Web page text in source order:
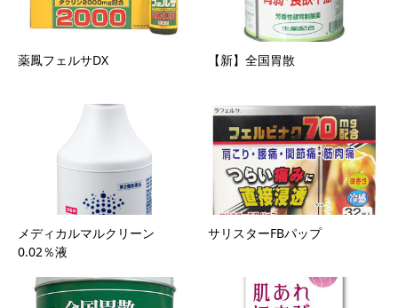
薬鳳フェルサDX 【新】全国胃散
メディカルマルクリーン
0.02％液
サリスターFBパップ